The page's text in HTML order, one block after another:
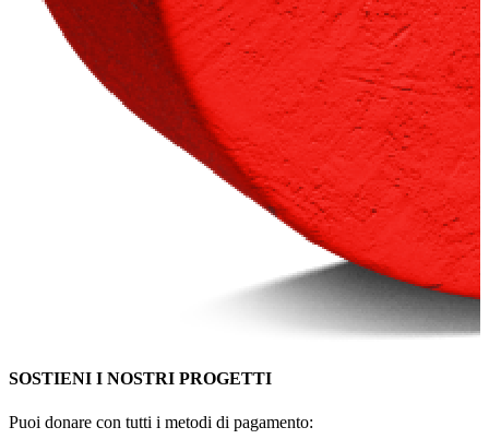
SOSTIENI I NOSTRI PROGETTI
Puoi donare con tutti i metodi di pagamento: